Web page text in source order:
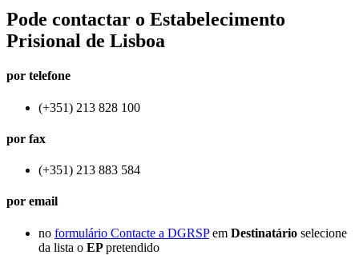
Pode contactar o Estabelecimento
Prisional de Lisboa
por telefone
(+351) 213 828 100
por fax
(+351) 213 883 584
por email
no formulário Contacte a DGRSPem Destinatário selecione
da lista o EPpretendido